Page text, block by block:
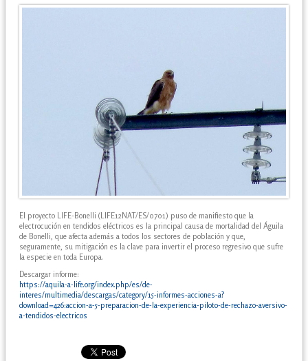
El proyecto LIFE-Bonelli (LIFE12NAT/ES/0701) puso de manifiesto que la
electrocución en tendidos eléctricos es la principal causa de mortalidad del Águila
de Bonelli, que afecta además a todos los sectores de población y que,
seguramente, su mitigación es la clave para invertir el proceso regresivo que sufre
la especie en toda Europa.
Descargar informe:
https://aquila-a-life.org/index.php/es/de-
interes/multimedia/descargas/category/15-informes-acciones-a?
download=426:accion-a-5-preparacion-de-la-experiencia-piloto-de-rechazo-aversivo-
a-tendidos-electricos